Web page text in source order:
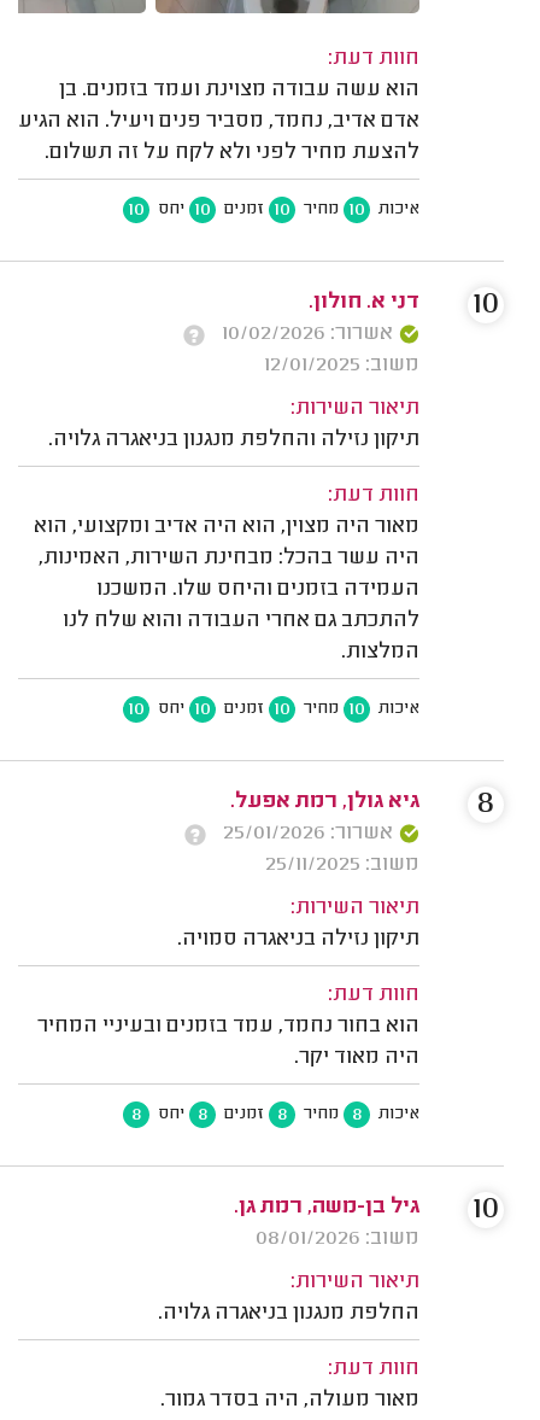
חוות דעת:
הוא עשה עבודה מצוינת ועמד בזמנים. בן
אדם אדיב, נחמד, מסביר פנים ויעיל. הוא הגיע
להצעת מחיר לפני ולא לקח על זה תשלום.
איכות 10 מחיר 10 זמנים 10 יחס 10
דני א. חולון.
אשרור: 10/02/2026
משוב: 12/01/2025
תיאור השירות:
תיקון נזילה והחלפת מנגנון בניאגרה גלויה.
חוות דעת:
מאור היה מצוין, הוא היה אדיב ומקצועי, הוא
היה עשר בהכל: מבחינת השירות, האמינות,
העמידה בזמנים והיחס שלו. המשכנו
להתכתב גם אחרי העבודה והוא שלח לנו
המלצות.
איכות 10 מחיר 10 זמנים 10 יחס 10
10
גיא גולן, רמת אפעל.
אשרור: 25/01/2026
משוב: 25/11/2025
תיאור השירות:
תיקון נזילה בניאגרה סמויה.
חוות דעת:
הוא בחור נחמד, עמד בזמנים ובעיניי המחיר
היה מאוד יקר.
איכות 8 מחיר 8 זמנים 8 יחס 8
8
גיל בן-משה, רמת גן.
משוב: 08/01/2026
תיאור השירות:
החלפת מנגנון בניאגרה גלויה.
חוות דעת:
מאור מעולה, היה בסדר גמור.
10